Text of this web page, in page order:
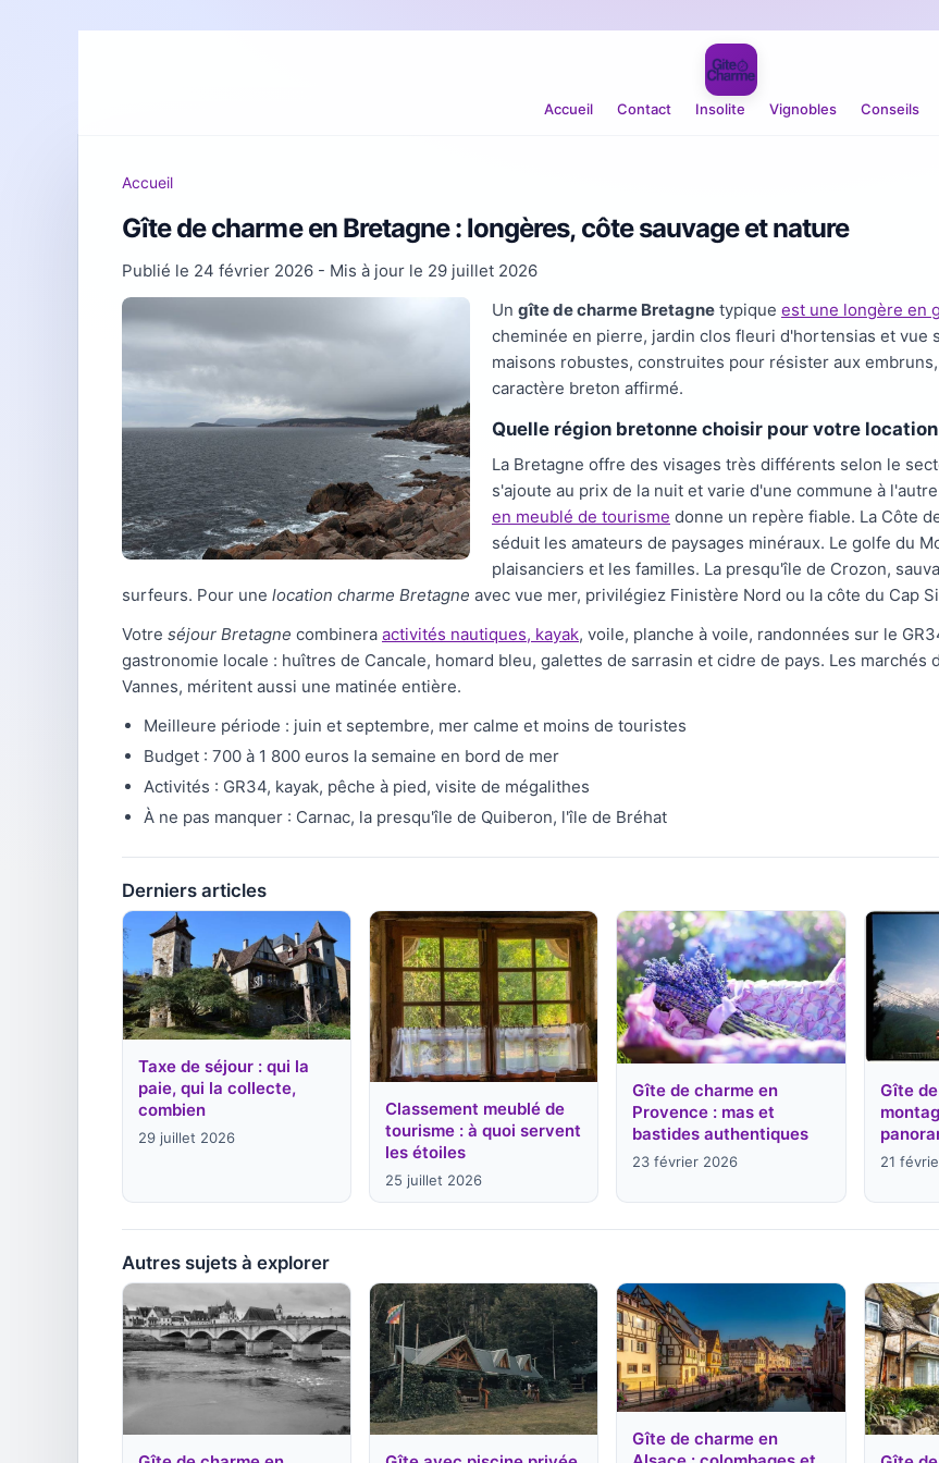
Accueil Contact Insolite Vignobles Conseils
Accueil
Gîte de charme en Bretagne : longères, côte sauvage et nature
Publié le 24 février 2026 - Mis à jour le 29 juillet 2026
Un gîte de charme Bretagne typique est une longère en
cheminée en pierre, jardin clos fleuri d'hortensias et vue
maisons robustes, construites pour résister aux
caractère breton affirmé.
Quelle région bretonne choisir pour votre
La Bretagne offre des visages très différents selon le
s'ajoute au prix de la nuit et varie d'une commune à
en meublé de tourisme donne un repère fiable. La Côte
séduit les amateurs de paysages minéraux. Le golfe du
plaisanciers et les familles. La presqu'île de Crozon,
surfeurs. Pour une location charme Bretagne avec vue mer, privilégiez Finistère Nord ou la côte du Cap
Votre séjour Bretagne combinera activités nautiques, kayak, voile, planche à voile, randonnées sur le
gastronomie locale : huîtres de Cancale, homard bleu, galettes de sarrasin et cidre de pays. Les
Vannes, méritent aussi une matinée entière.
Meilleure période : juin et septembre, mer calme et moins de touristes
Budget : 700 à 1 800 euros la semaine en bord de mer
Activités : GR34, kayak, pêche à pied, visite de mégalithes
À ne pas manquer : Carnac, la presqu'île de Quiberon, l'île de Bréhat
Derniers articles
Taxe de séjour : qui la
paie, qui la collecte,
combien
29 juillet 2026
Classement meublé de
tourisme : à quoi servent
les étoiles
25 juillet 2026
Gîte de charme en
Provence : mas et
bastides authentiques
23 février 2026
Gîte
21
Autres sujets à explorer
Gîte de charme en